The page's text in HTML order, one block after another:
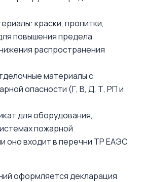
краски, пропитки,
повышения предела
распространения
материалы с
опасности (Г, В, Д, Т, РП и
для оборудования,
пожарной
оно входит в перечни ТР ЕАЭС
оформляется декларация